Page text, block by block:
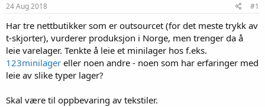
24 Aug 2018 #1
Har tre nettbutikker som er outsourcet (for det meste trykk av
t-skjorter), vurderer produksjon i Norge, men trenger da å
leie varelager. Tenkte å leie et minilager hos f.eks.
123minilager eller noen andre - noen som har erfaringer med
leie av slike typer lager?
Skal være til oppbevaring av tekstiler.